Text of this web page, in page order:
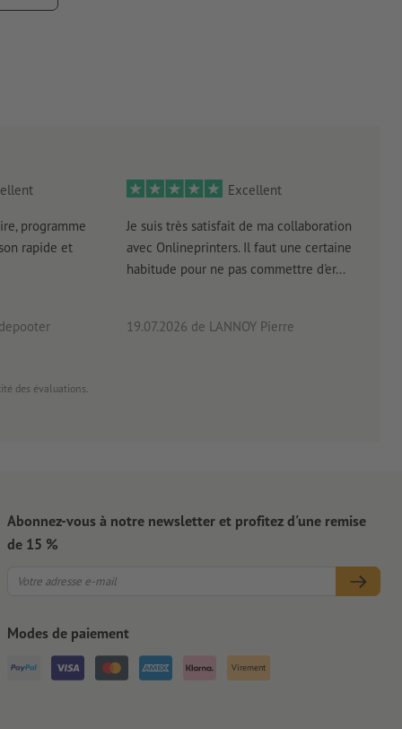
de poussière, de graisse ou d’autres contaminants. Ceux-
récemment doit être sec ou totalement durci.
programme
rapide et
Excellent
Je suis très satisfait de ma collaboration
avec Onlineprinters. Il faut une certaine
habitude pour ne pas commettre d'er...
19.07.2026 de LANNOY Pierre
des évaluations.
Abonnez-vous à notre newsletter et profitez d'une remise
de 15 %
Modes de paiement
Virement